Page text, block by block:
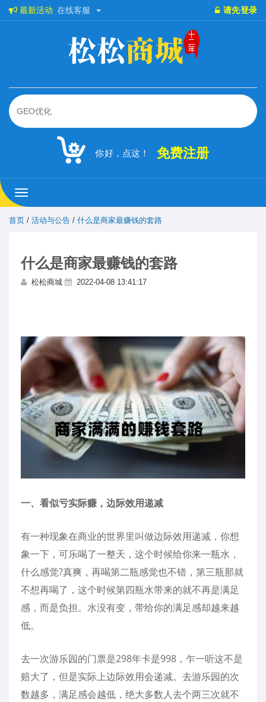
请先登录
最新活动 在线客服
你好，点这！ 免费注册
松
松
城
首页 / 活动与公告 / 什么是商家最赚钱的套路
什么是商家最赚钱的套路
松松商城 2022-04-08 13:41:17
一、看似亏实际赚，边际效用递减
有一种现象在商业的世界里叫做边际效用递减，你想
象一下，可乐喝了一整天，这个时候给你来一瓶水，
什么感觉?真爽，再喝第二瓶感觉也不错，第三瓶那就
不想再喝了，这个时候第四瓶水带来的就不再是满足
感，而是负担。水没有变，带给你的满足感却越来越
低。
去一次游乐园的门票是298年卡是998，乍一听这不是
赔大了，但是实际上边际效用会递减。去游乐园的次
数越多，满足感会越低，绝大多数人去个两三次就不